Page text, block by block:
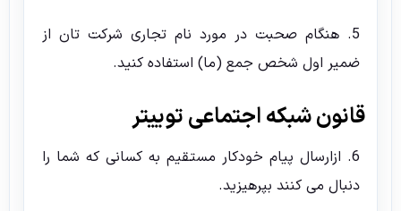
5. هنگام صحبت در مورد نام تجاری شرکت تان از
ضمیر اول شخص جمع (ما) استفاده کنید.
قانون شبکه اجتماعی توییتر
6. ازارسال پیام خودکار مستقیم به کسانی که شما را
دنبال می کنند بپرهیزید.